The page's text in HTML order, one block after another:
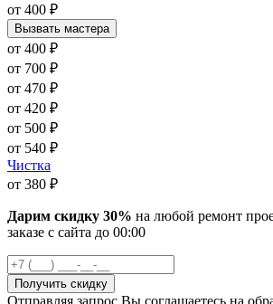
от 400 ₽
Вызвать мастера
от 400 ₽
от 700 ₽
от 470 ₽
от 420 ₽
от 500 ₽
от 540 ₽
Чистка
от 380 ₽
Дарим скидку 30% на любой ремонт
заказе с сайта до 00:00
Отправляя запрос Вы соглашаетесь на